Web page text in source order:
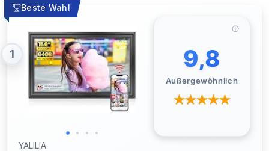
Beste Wahl
1 9,8
Außergewöhnlich
YALILIA